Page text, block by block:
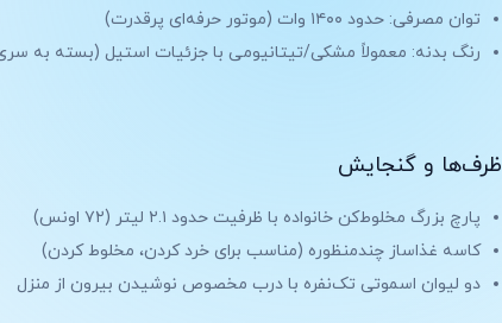
توان مصرفی: حدود ۱۴۰۰ وات (موتور حرفه‌ای پرقدرت)
رنگ بدنه: معمولاً مشکی/تیتانیومی با جزئیات استیل (بسته به
ظرف‌ها و گنجایش
پارچ بزرگ مخلوط‌کن خانواده با ظرفیت حدود ۲.۱ لیتر (۷۲ اونس)
کاسه غذاساز چندمنظوره (مناسب برای خرد کردن، مخلوط کردن)
دو لیوان اسموتی تک‌نفره با درب مخصوص نوشیدن بیرون از منزل